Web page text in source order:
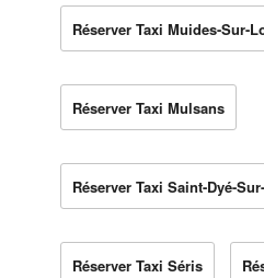
Réserver Taxi Muides-Sur-
Réserver Taxi Mulsans
Réserver Taxi Saint-Dyé-
Réserver Taxi Séris